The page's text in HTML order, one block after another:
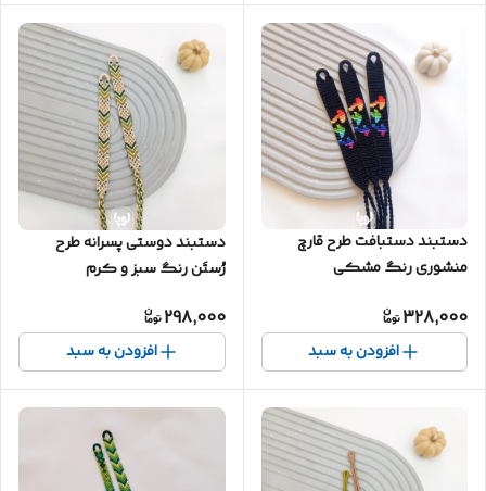
دستبند دستبافت طرح قارچ
منشوری رنگ مشکی
328,000
افزودن به سبد
دستبند دوستی پسرانه طرح
رُستَن رنگ سبز و کرم
298,000
افزودن به سبد